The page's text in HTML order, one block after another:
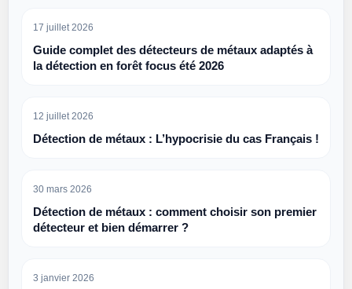
17 juillet 2026
Guide complet des détecteurs de métaux adaptés à
la détection en forêt focus été 2026
12 juillet 2026
Détection de métaux : L’hypocrisie du cas Français !
30 mars 2026
Détection de métaux : comment choisir son premier
détecteur et bien démarrer ?
3 janvier 2026